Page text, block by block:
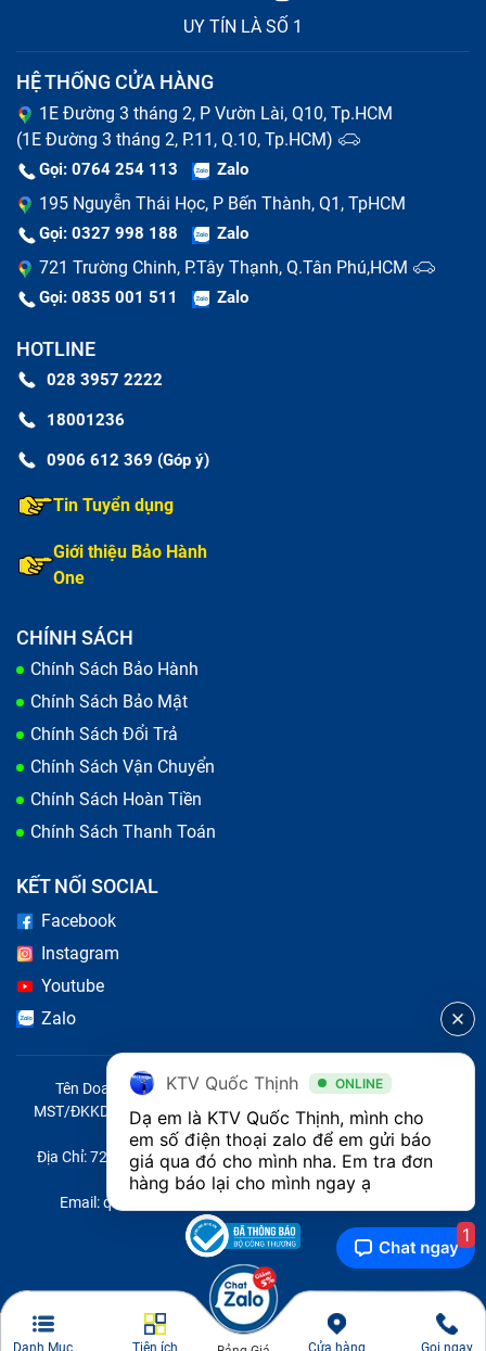
UY TÍN LÀ SỐ 1
HỆ THỐNG CỬA HÀNG
1E Đường 3 tháng 2, P Vườn Lài, Q10, Tp.HCM
(1E Đường 3 tháng 2, P.11, Q.10, Tp.HCM)
Gọi: 0764 254 113 Zalo
195 Nguyễn Thái Học, P Bến Thành, Q1, TpHCM
Gọi: 0327 998 188 Zalo
721 Trường Chinh, P.Tây Thạnh, Q.Tân Phú,HCM
Gọi: 0835 001 511 Zalo
HOTLINE
028 3957 2222
18001236
0906 612 369 (Góp ý)
Tin Tuyển dụng
Giới thiệu Bảo Hành
One
CHÍNH SÁCH
Chính Sách Bảo Hành
Chính Sách Bảo Mật
Chính Sách Đổi Trả
Chính Sách Vận Chuyển
Chính Sách Hoàn Tiền
Chính Sách Thanh Toán
KẾT NỐI SOCIAL
Facebook
Instagram
Youtube
Zalo
Tên Doanh Nghiệp: CÔNG TY TNHH CITY ONE VIỆT NAM
MST/ĐKKD/QĐTL: 0316569346 do sở KHĐT TP.HCM cấp ngày
14/04/2023
Địa Chỉ: 721 Trường Chinh, Phường Tây Thạnh, Quận Tân Phú,
Thành phố Hồ Chí Minh, Việt Nam
Email: quoc@baohanhone.com | Điện Thoại: 18001236
Danh Mục Tiện ích Cửa hàng Gọi ngay
KTV Quốc Thịnh ONLINE
Dạ em là KTV Quốc Thịnh, mình cho
em số điện thoại zalo để em gửi báo
giá qua đó cho mình nha. Em tra đơn
hàng báo lại cho mình ngay ạ
1